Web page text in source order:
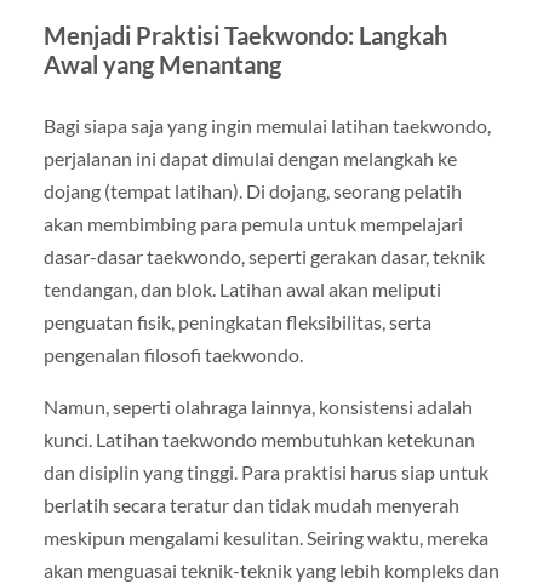
Menjadi Praktisi Taekwondo: Langkah
Awal yang Menantang
Bagi siapa saja yang ingin memulai latihan taekwondo,
perjalanan ini dapat dimulai dengan melangkah ke
dojang (tempat latihan). Di dojang, seorang pelatih
akan membimbing para pemula untuk mempelajari
dasar-dasar taekwondo, seperti gerakan dasar, teknik
tendangan, dan blok. Latihan awal akan meliputi
penguatan fisik, peningkatan fleksibilitas, serta
pengenalan filosofi taekwondo.
Namun, seperti olahraga lainnya, konsistensi adalah
kunci. Latihan taekwondo membutuhkan ketekunan
dan disiplin yang tinggi. Para praktisi harus siap untuk
berlatih secara teratur dan tidak mudah menyerah
meskipun mengalami kesulitan. Seiring waktu, mereka
akan menguasai teknik-teknik yang lebih kompleks dan